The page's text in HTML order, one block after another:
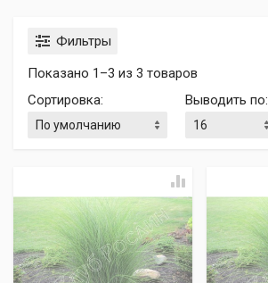
Фильтры
Показано 1–3 из 3 товаров
Сортировка: Выводить по: